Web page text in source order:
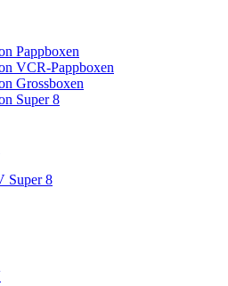
Pappboxen
VCR-Pappboxen
Grossboxen
Super 8
Super 8